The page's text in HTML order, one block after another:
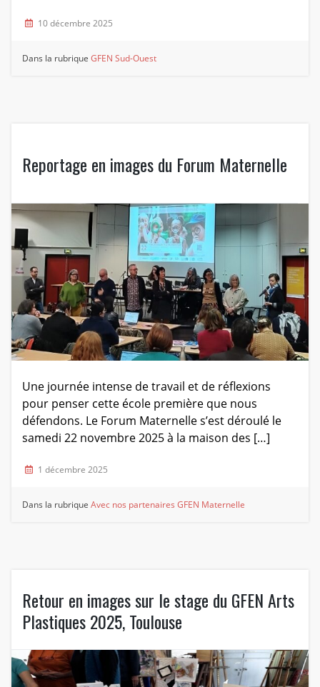
10 décembre 2025
Dans la rubriqueGFEN Sud-Ouest
Reportage en images du Forum Maternelle
Une journée intense de travail et de réflexions
pour penser cette école première que nous
défendons. Le Forum Maternelle s’est déroulé le
samedi 22 novembre 2025 à la maison des […]
1 décembre 2025
Dans la rubriqueAvec nos partenaires GFEN Maternelle
Retour en images sur le stage du GFEN Arts
Plastiques 2025, Toulouse